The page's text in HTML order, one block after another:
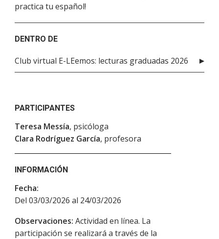
practica tu español!
DENTRO DE
Club virtual E-LEemos: lecturas graduadas 2026
PARTICIPANTES
Teresa Messía, psicóloga
Clara Rodríguez García, profesora
INFORMACIÓN
Fecha:
Del 03/03/2026 al 24/03/2026
Observaciones: Actividad en línea. La
participación se realizará a través de la